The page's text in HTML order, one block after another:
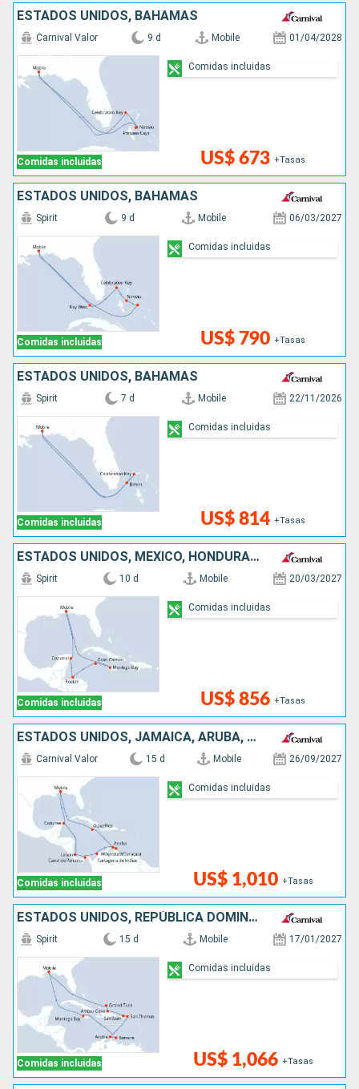
ESTADOS UNIDOS, BAHAMAS
Comidas incluidas
Carnival Valor 9 d Mobile 01/04/2028
US$ 673 +Tasas
Comidas incluidas
ESTADOS UNIDOS, BAHAMAS
Comidas incluidas
Spirit 9 d Mobile 06/03/2027
US$ 790 +Tasas
Comidas incluidas
ESTADOS UNIDOS, BAHAMAS
Comidas incluidas
Spirit 7 d Mobile 22/11/2026
US$ 814 +Tasas
Comidas incluidas
ESTADOS UNIDOS, MÉXICO, HONDURAS, ISLAS CAIMÁN, JAMAICA
Comidas incluidas
Spirit 10 d Mobile 20/03/2027
US$ 856 +Tasas
Comidas incluidas
ESTADOS UNIDOS, JAMAICA, ARUBA, COLOMBIA, PANAMÁ, COSTA RICA, MÉXICO
Comidas incluidas
Carnival Valor 15 d Mobile 26/09/2027
US$ 1,010 +Tasas
Comidas incluidas
ESTADOS UNIDOS, REPÚBLICA DOMINICANA, PUERTO RICO, ARUBA, JAMAICA
Comidas incluidas
Spirit 15 d Mobile 17/01/2027
US$ 1,066 +Tasas
Comidas incluidas